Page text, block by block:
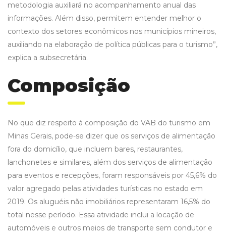
metodologia auxiliará no acompanhamento anual das
informações. Além disso, permitem entender melhor o
contexto dos setores econômicos nos municípios mineiros,
auxiliando na elaboração de política públicas para o turismo”,
explica a subsecretária.
Composição
No que diz respeito à composição do VAB do turismo em
Minas Gerais, pode-se dizer que os serviços de alimentação
fora do domicílio, que incluem bares, restaurantes,
lanchonetes e similares, além dos serviços de alimentação
para eventos e recepções, foram responsáveis por 45,6% do
valor agregado pelas atividades turísticas no estado em
2019. Os aluguéis não imobiliários representaram 16,5% do
total nesse período. Essa atividade inclui a locação de
automóveis e outros meios de transporte sem condutor e